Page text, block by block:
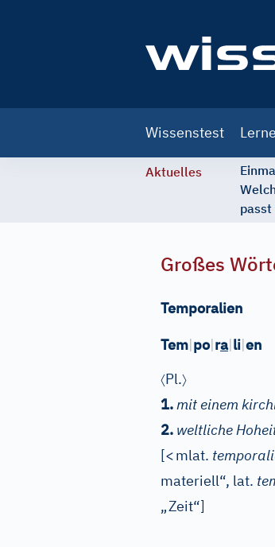
navigation
Wissenstest
Aktuelles
passt
Großes
Temporalien
Tem|po|ra|li|en
〈Pl.〉
1.mit einem
2. weltliche
[<mlat.
materiell“, lat.
„Zeit“]